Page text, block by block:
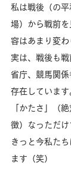
私は戦後（の
場）から戦前
容はあまり変わ
実は、戦後も戦
省庁、競馬関
存在しています
「かたさ」（
徴）なっただけ
きっと今私た
ます（笑）